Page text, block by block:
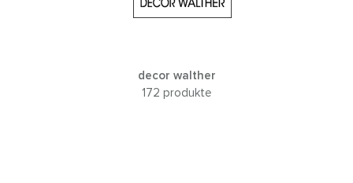
decor walther
172 produkte